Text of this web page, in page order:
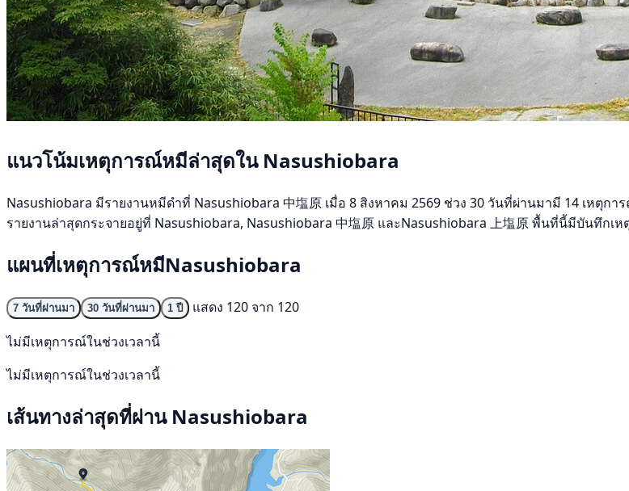
แนวโน้มเหตุการณ์หมีล่าสุดใน Nasushiobara
Nasushiobara มีรายงานหมีดำที่ Nasushiobara 中塩原 เมื่อ 8 สิงหาคม 2569 ช่วง 30 วันที่ผ่านมามี 14 เหตุ
รายงานล่าสุดกระจายอยู่ที่ Nasushiobara, Nasushiobara 中塩原 และNasushiobara 上塩原 พื้นที่นี้มีบันทึกเ
แผนที่เหตุการณ์หมีNasushiobara
7 วันที่ผ่านมา 30 วันที่ผ่านมา 1 ปี
แสดง 120 จาก 120
ไม่มีเหตุการณ์ในช่วงเวลานี้
ไม่มีเหตุการณ์ในช่วงเวลานี้
เส้นทางล่าสุดที่ผ่าน Nasushiobara